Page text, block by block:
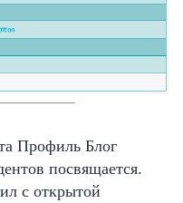
Профиль Блог
посвящается.
с открытой